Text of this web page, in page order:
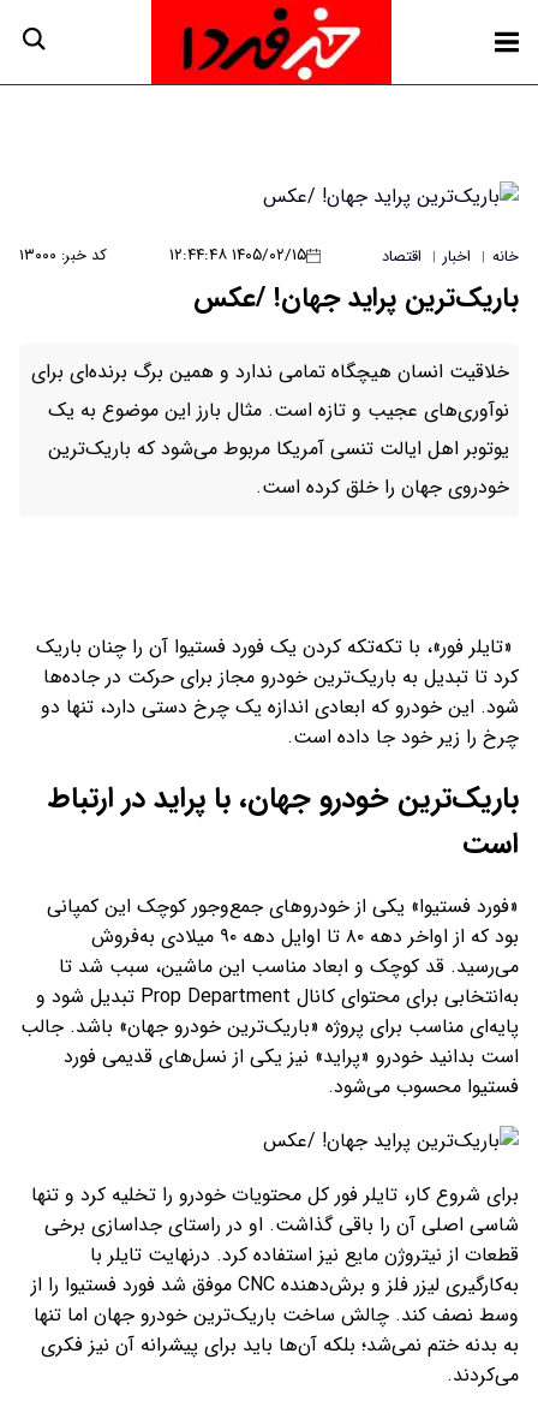
خانه | اخبار | اقتصاد ۱۴۰۵/۰۲/۱۵ ۱۲:۴۴:۴۸ کد خبر: ۱۳۰۰۰
باریک‌ترین پراید جهان! /عکس
خلاقیت انسان هیچگاه تمامی ندارد و همین برگ برنده‌ای برای
نوآوری‌های عجیب و تازه است. مثال بارز این موضوع به یک
یوتوبر اهل ایالت تنسی آمریکا مربوط می‌شود که باریک‌ترین
خودروی جهان را خلق کرده است.
«تایلر فور»، با تکه‌تکه کردن یک فورد فستیوا آن را چنان باریک
کرد تا تبدیل به باریک‌ترین خودرو مجاز برای حرکت در جاده‌ها
شود. این خودرو که ابعادی اندازه یک چرخ دستی دارد، تنها دو
چرخ را زیر خود جا داده است.
باریک‌ترین خودرو جهان، با پراید در ارتباط
است
«فورد فستیوا» یکی از خودروهای جمع‌وجور کوچک این کمپانی
بود که از اواخر دهه ۸۰ تا اوایل دهه ۹۰ میلادی به‌فروش
می‌رسید. قد کوچک و ابعاد مناسب این ماشین، سبب شد تا
به‌انتخابی برای محتوای کانال Prop Department تبدیل شود و
پایه‌ای مناسب برای پروژه «باریک‌ترین خودرو جهان» باشد. جالب
است بدانید خودرو «پراید» نیز یکی از نسل‌های قدیمی فورد
فستیوا محسوب می‌شود.
برای شروع کار، تایلر فور کل محتویات خودرو را تخلیه کرد و تنها
شاسی اصلی آن را باقی گذاشت. او در راستای جداسازی برخی
قطعات از نیتروژن مایع نیز استفاده کرد. درنهایت تایلر با
به‌کارگیری لیزر فلز و برش‌دهنده CNC موفق شد فورد فستیوا را از
وسط نصف کند. چالش ساخت باریک‌ترین خودرو جهان اما تنها
به بدنه ختم نمی‌شد؛ بلکه آن‌ها باید برای پیشرانه آن نیز فکری
می‌کردند.